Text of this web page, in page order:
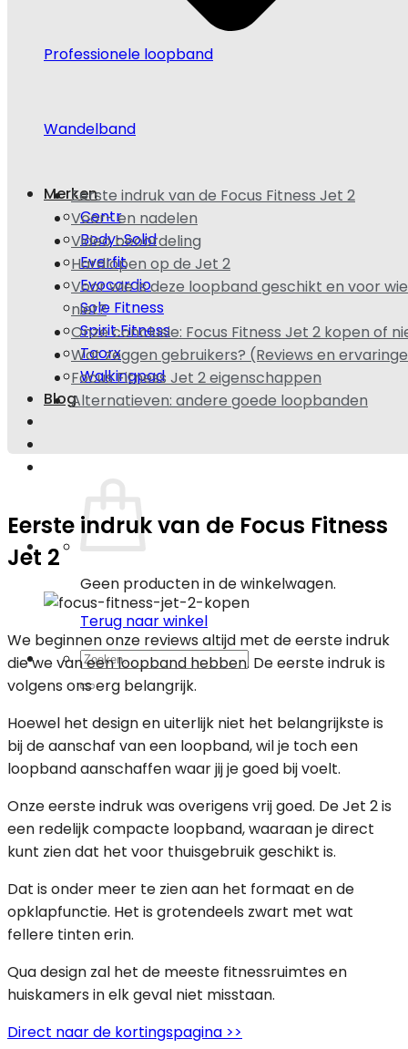
Professionele loopband
Wandelband
Merken
Centr
Body-Solid
Everfit
Evocardio
Sole Fitness
Spirit Fitness
Toorx
Walkingpad
Blog
Geen producten in de winkelwagen.
Terug naar winkel
Zoeken
naar:
Eerste indruk van de Focus Fitness Jet 2
Voor- en nadelen
Video beoordeling
Hardlopen op de Jet 2
Voor wie is deze loopband geschikt en voor wie
niet?
Onze conclusie: Focus Fitness Jet 2 kopen of
Wat zeggen gebruikers? (Reviews en
Focus Fitness Jet 2 eigenschappen
Alternatieven: andere goede loopbanden
Eerste indruk van de Focus Fitness
Jet 2
We beginnen onze reviews altijd met de eerste indruk
die we van een loopband hebben. De eerste indruk is
volgens ons erg belangrijk.
Hoewel het design en uiterlijk niet het belangrijkste is
bij de aanschaf van een loopband, wil je toch een
loopband aanschaffen waar jij je goed bij voelt.
Onze eerste indruk was overigens vrij goed. De Jet 2 is
een redelijk compacte loopband, waaraan je direct
kunt zien dat het voor thuisgebruik geschikt is.
Dat is onder meer te zien aan het formaat en de
opklapfunctie. Het is grotendeels zwart met wat
fellere tinten erin.
Qua design zal het de meeste fitnessruimtes en
huiskamers in elk geval niet misstaan.
Direct naar de kortingspagina >>